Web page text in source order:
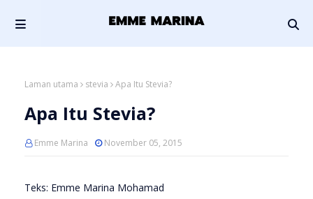
Laman utama stevia Apa Itu Stevia?
Apa Itu Stevia?
Emme Marina November 05, 2015
Teks: Emme Marina Mohamad